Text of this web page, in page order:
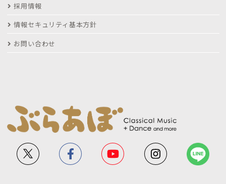
採用情報
情報セキュリティ基本方針
お問い合わせ